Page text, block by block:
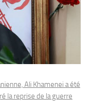
Ali Khamenei a été
la reprise de la guerre